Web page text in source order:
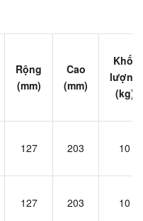
Rộng
(mm)
Cao
(mm)
Khối
lượng
(kg)
127 203 10
127 203 10